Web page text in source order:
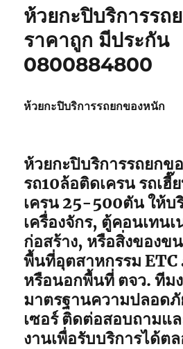
ห้วยกะปิบริการรถ
ราคาถูก มีประกัน
0800884800
ห้วยกะปิบริการรถยกของหนัก
ห้วยกะปิบริการรถยกข
รถ10ล้อติดเครน รถเ
เครน 25-500ตัน ให้บ
เครื่องจักร, ตู้คอนเทน
ก่อสร้าง, หรือสิ่งของข
พื้นที่อุตสาหกรรม
หรือนอกพื้นที่ ตจว. ทีม
มาตรฐานความปลอดภั
เซอร์ ติดต่อสอบถามแ
งานเพื่อรับบริการได้ต